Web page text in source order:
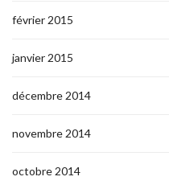
février 2015
janvier 2015
décembre 2014
novembre 2014
octobre 2014